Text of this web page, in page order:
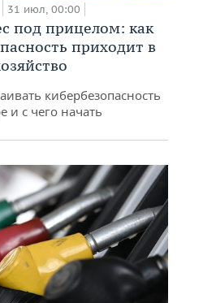
31 июл, 00:00
под прицелом: как
приходит в
кибербезопасность
и с чего начать